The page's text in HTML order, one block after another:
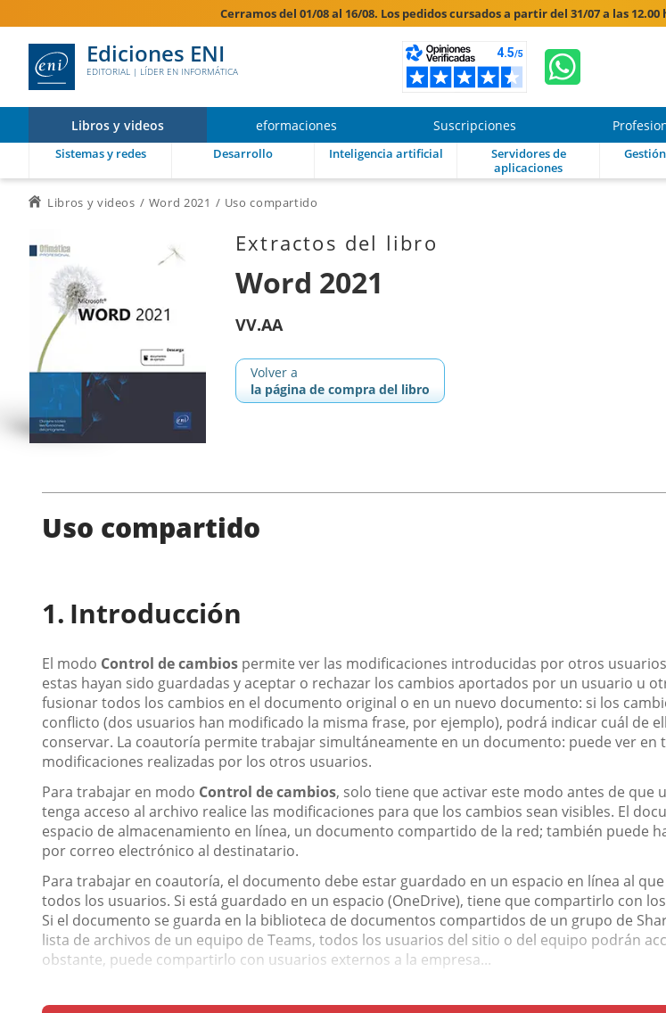
Cerramos del 01/08 al 16/08. Los pedidos cursados a partir del 31/07 a las
Ediciones ENI
EDITORIAL | LÍDER EN INFORMÁTICA
Libros y videos eformaciones Suscripciones
Sistemas y redes Desarrollo Inteligencia artificial
Servidores de
aplicaciones
Libros y videos Word 2021 Uso compartido
Extractos del libro
Word 2021
VV.AA
Volver a
la página de compra del libro
Uso compartido
Introducción
El modo Control de cambios permite ver las modificaciones introducidas por otros
estas hayan sido guardadas y aceptar o rechazar los cambios aportados por un usuario u
fusionar todos los cambios en el documento original o en un nuevo documento: si los
conflicto (dos usuarios han modificado la misma frase, por ejemplo), podrá indicar cuál de
conservar. La coautoría permite trabajar simultáneamente en un documento: puede ver en
modificaciones realizadas por los otros usuarios.
Para trabajar en modo Control de cambios, solo tiene que activar este modo antes de que
tenga acceso al archivo realice las modificaciones para que los cambios sean visibles. El
espacio de almacenamiento en línea, un documento compartido de la red; también puede
por correo electrónico al destinatario.
Para trabajar en coautoría, el documento debe estar guardado en un espacio en línea al
todos los usuarios. Si está guardado en un espacio (OneDrive), tiene que compartirlo con
Si el documento se guarda en la biblioteca de documentos compartidos de un grupo de
lista de archivos de un equipo de Teams, todos los usuarios del sitio o del equipo podrán
obstante, puede compartirlo con usuarios externos a la empresa...